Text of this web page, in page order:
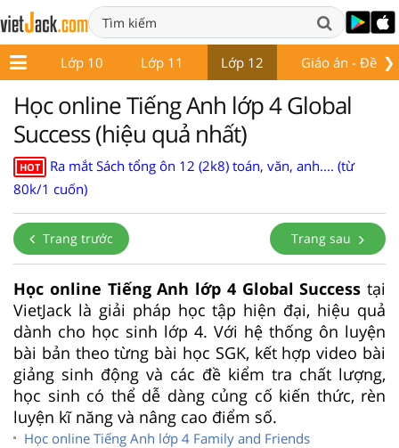
❯
9 Lớp 10 Lớp 11 Lớp 12 Giáo án - Đề thi
Học online Tiếng Anh lớp 4 Global
Success (hiệu quả nhất)
HOT
Ra mắt Sách tổng ôn 12 (2k8) toán, văn, anh.... (từ
80k/1 cuốn)
Trang trước Trang sau
Học online Tiếng Anh lớp 4 Global Success tại
VietJack là giải pháp học tập hiện đại, hiệu quả
dành cho học sinh lớp 4. Với hệ thống ôn luyện
bài bản theo từng bài học SGK, kết hợp video bài
giảng sinh động và các đề kiểm tra chất lượng,
học sinh có thể dễ dàng củng cố kiến thức, rèn
luyện kĩ năng và nâng cao điểm số.
Học online Tiếng Anh lớp 4 Family and Friends